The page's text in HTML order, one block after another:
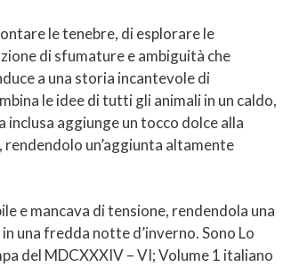
le tenebre, di esplorare le
di sfumature e ambiguità che
a una storia incantevole di
le idee di tutti gli animali in un caldo,
aggiunge un tocco dolce alla
un’aggiunta altamente
e mancava di tensione, rendendola una
una fredda notte d’inverno. Sono Lo
del MDCXXXIV – VI; Volume 1 italiano